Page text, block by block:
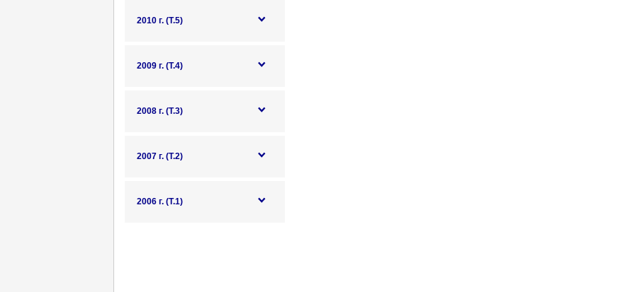
2010 г. (Т.5)
2009 г. (Т.4)
2008 г. (Т.3)
2007 г. (Т.2)
2006 г. (Т.1)